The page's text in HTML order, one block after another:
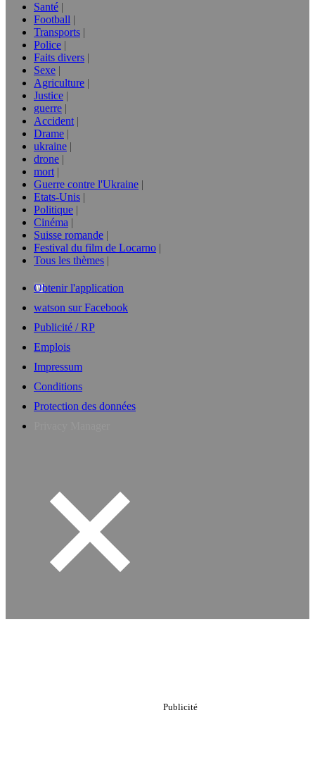
Santé
Football
Transports
Police
Faits divers
Sexe
Agriculture
Justice
guerre
Accident
Drame
ukraine
drone
mort
Guerre contre l'Ukraine
Etats-Unis
Politique
Cinéma
Suisse romande
Festival du film de Locarno
Tous les thèmes
Obtenir l'application
watson sur Facebook
Publicité / RP
Emplois
Impressum
Conditions
Protection des données